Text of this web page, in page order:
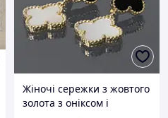
Жіночі сережки з жовтого
золота з оніксом і